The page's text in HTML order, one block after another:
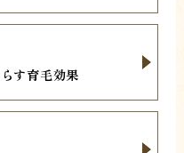
す育毛効果